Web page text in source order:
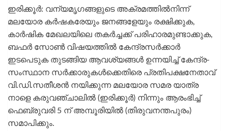
ഇരിക്കൂര്‍: വന്യമൃഗങ്ങളുടെ അക്രമത്തില്‍നിന്ന്
മലയോര കര്‍ഷകരേയും ജനങ്ങളേയും രക്ഷിക്കുക,
കാര്‍ഷിക മേഖലയിലെ തകര്‍ച്ചക്ക് പരിഹാരമുണ്ടാക്കുക,
ബഫര്‍ സോണ്‍ വിഷയത്തില്‍ കേന്ദ്രസര്‍ക്കാര്‍
ഇടപെടുക തുടങ്ങിയ ആവശ്യങ്ങള്‍ ഉന്നയിച്ച് കേന്ദ്ര-
സംസ്ഥാന സര്‍ക്കാരുകള്‍ക്കെതിരെ പ്രതിപക്ഷനേതാവ്
വി.ഡി.സതീശന്‍ നയിക്കുന്ന മലയോര സമര യാത്ര
നാളെ കരുവഞ്ചാലില്‍ (ഇരിക്കൂര്‍) നിന്നും ആരംഭിച്ച്
ഫെബ്രുവരി 5 ന് അമ്പൂരിയില്‍ (തിരുവനന്തപുരം)
സമാപിക്കും.